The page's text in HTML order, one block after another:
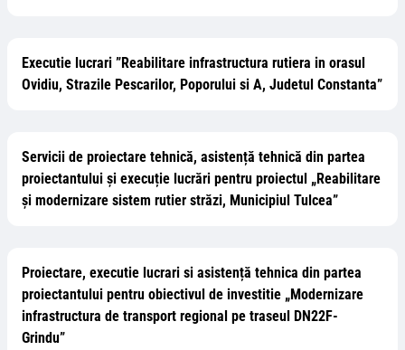
Executie lucrari ”Reabilitare infrastructura rutiera in orasul
Ovidiu, Strazile Pescarilor, Poporului si A, Judetul Constanta”
Servicii de proiectare tehnică, asistență tehnică din partea
proiectantului și execuție lucrări pentru proiectul „Reabilitare
și modernizare sistem rutier străzi, Municipiul Tulcea”
Proiectare, executie lucrari si asistență tehnica din partea
proiectantului pentru obiectivul de investitie „Modernizare
infrastructura de transport regional pe traseul DN22F-
Grindu”